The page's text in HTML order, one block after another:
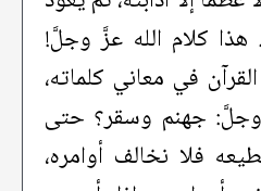
هذا كلام الله عزَّ وجلَّ!
في معاني كلماته،
وجلَّ: جهنم وسقر؟ حتى
فلا نخالف أوامره،